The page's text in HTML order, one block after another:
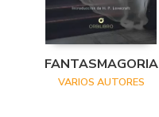
FANTASMAGORIA
VARIOS AUTORES